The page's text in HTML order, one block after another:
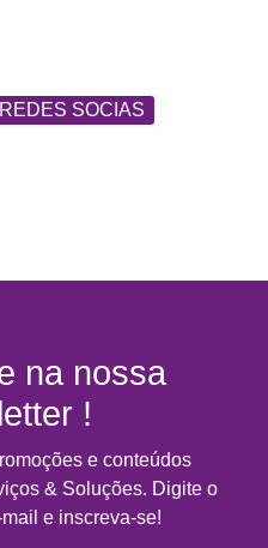
SOCIAS
na nossa
!
e conteúdos
& Soluções. Digite o
e inscreva-se!